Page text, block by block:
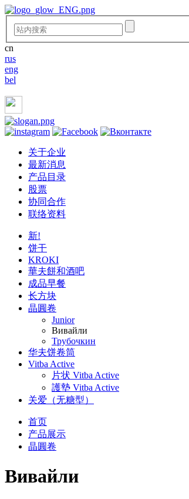
cn
rus
eng
bel
关于企业
最新消息
产品目录
股票
协同合作
联络资料
新!
饼干
KROKI
華夫餅和酒吧
成品早餐
长方块
晶圓卷
Junior
Вивайли
Трубочкин
华夫饼卷筒
Vitba Active
片状 Vitba Active
護墊 Vitba Active
关爱（无糖型）
首页
产品展示
晶圓卷
Вивайли